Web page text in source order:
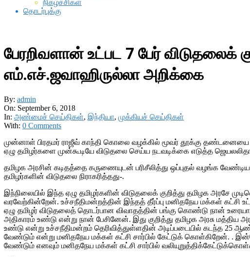
நிகழ்ச்சிகள்
தொடர்புக்கு
பேரறிவளான் உட்பட 7 பேர் விடுதலைக்
எம்.எச்.ஜவாஹிருல்லா அறிக்கை
By: admin
On: September 6, 2018
In: அண்மைச் செய்திகள், இந்தியா, முக்கியச் செய்திகள்
With: 0 Comments
முன்னாள் பிரதமர் ராஜீவ் காந்தி கொலை வழக்கில் மூவர் தூக்கு தண்டனையை
ஏழு தமிழர்களை முன்கூடியே விடுதலை செய்ய நடவடிக்கை எடுத்த
தமிழக அரசின் கடிதத்தை கருணையுடன் பரிசீலித்து ஒப்புதல் வழங்க வேண்டிய
தமிழர்களின் விடுதலை நிராகரித்தது-.
இந்நிலையில் இந்த ஏழு தமிழர்களின் விடுதலைக் குறித்து தமிழக அரசே
வரவேற்கின்றேன். உச்சநீதிமன்றத்தின் இந்தத் தீர்ப்பு மனிதநேய மக்கள் கட்சி
ஏழு தமிழர் விடுதலைத் தொடர்பான விவாதத்தின் பங்கு கொண்டு நான்
அதிகாரம் உண்டு என்று நான் பேசினேன். இது குறித்து தமிழக அரசு மத்திய
உண்டு என்று உச்சநீதிமன்றம் தெரிவித்துள்ளதின் அடிப்படையில் கடந்த 25
வேண்டும் என்று மனிதநேய மக்கள் கட்சி சார்பில் கேட்டுக் கொள்கிறேன். .
வேண்டும் எனவும் மனிதநேய மக்கள் கட்சி சார்பில்